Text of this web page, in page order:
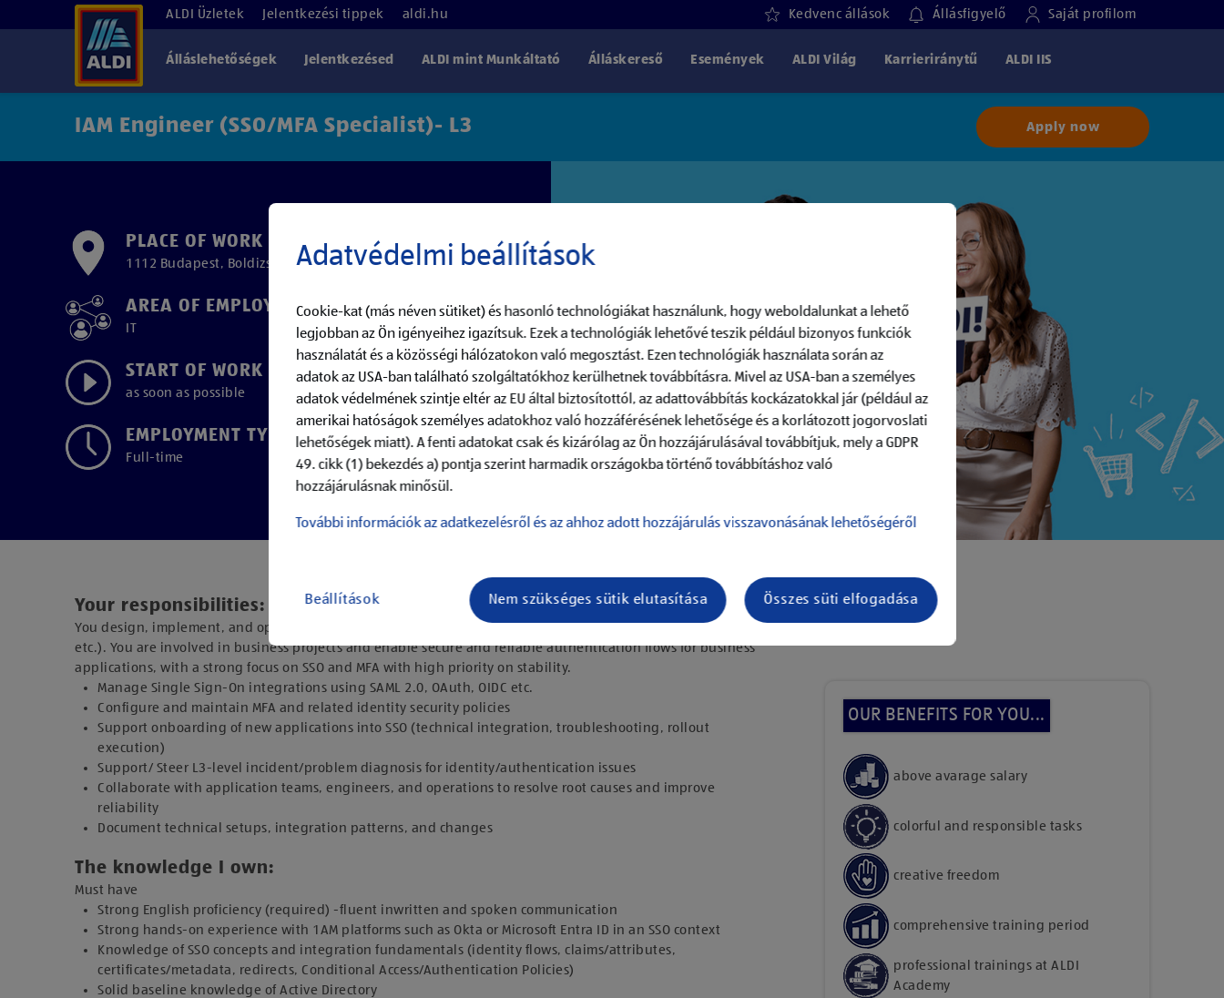
ALDI Üzletek Jelentkezési tippek aldi.hu Kedvenc állások Állásfigyelő Saját profilom
Álláslehetőségek Jelentkezésed ALDI mint Munkáltató Álláskereső Események ALDI Világ Karrieriránytű ALDI IIS
IAM Engineer (SSO/MFA Specialist)- L3 Apply now
PLACE OF WORK
1112 Budapest, Boldizsár utca 2.
AREA OF EMPLOYMENT
IT
START OF WORK
as soon as possible
EMPLOYMENT TYPE
Full-time
Your responsibilities:
You design, implement, and operate a state-of-the-art Identity Provider platform like Microsoft Entra ID, Okta,
etc.). You are involved in business projects and enable secure and reliable authentication flows for business
applications, with a strong focus on SSO and MFA with high priority on stability.
Manage Single Sign-On integrations using SAML 2.0, OAuth, OIDC etc.
Configure and maintain MFA and related identity security policies
Support onboarding of new applications into SSO (technical integration, troubleshooting, rollout
execution)
Support/ Steer L3-level incident/problem diagnosis for identity/authentication issues
Collaborate with application teams, engineers, and operations to resolve root causes and improve
reliability
Document technical setups, integration patterns, and changes
The knowledge I own:
Must have
Strong English proficiency (required) -fluent inwritten and spoken communication
Strong hands-on experience with 1AM platforms such as Okta or Microsoft Entra ID in an SSO context
Knowledge of SSO concepts and integration fundamentals (identity flows, claims/attributes,
certificates/metadata, redirects, Conditional Access/Authentication Policies)
Solid baseline knowledge of Active Directory
add to job list
OUR BENEFITS FOR YOU...
above avarage salary
colorful and responsible tasks
creative freedom
comprehensive training period
professional trainings at ALDI
Academy
Adatvédelmi beállítások
Cookie-kat (más néven sütiket) és hasonló technológiákat használunk, hogy weboldalunkat a lehető
legjobban az Ön igényeihez igazítsuk. Ezek a technológiák lehetővé teszik például bizonyos funkciók
használatát és a közösségi hálózatokon való megosztást. Ezen technológiák használata során az
adatok az USA-ban található szolgáltatókhoz kerülhetnek továbbításra. Mivel az USA-ban a személyes
adatok védelmének szintje eltér az EU által biztosítottól, az adattovábbítás kockázatokkal jár (például az
amerikai hatóságok személyes adatokhoz való hozzáférésének lehetősége és a korlátozott jogorvoslati
lehetőségek miatt). A fenti adatokat csak és kizárólag az Ön hozzájárulásával továbbítjuk, mely a GDPR
49. cikk (1) bekezdés a) pontja szerint harmadik országokba történő továbbításhoz való
hozzájárulásnak minősül.
További információk az adatkezelésről és az ahhoz adott hozzájárulás visszavonásának lehetőségéről
Beállítások Nem szükséges sütik elutasítása Összes süti elfogadása